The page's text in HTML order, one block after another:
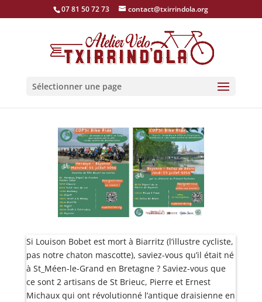
07 81 50 72 73 contact@txirrindola.org
Sélectionner une page
Si Louison Bobet est mort à Biarritz (l’illustre cycliste,
pas notre chaton mascotte), saviez-vous qu’il était né
à St_Méen-le-Grand en Bretagne ? Saviez-vous que
ce sont 2 artisans de St Brieuc, Pierre et Ernest
Michaux qui ont révolutionné l’antique draisienne en